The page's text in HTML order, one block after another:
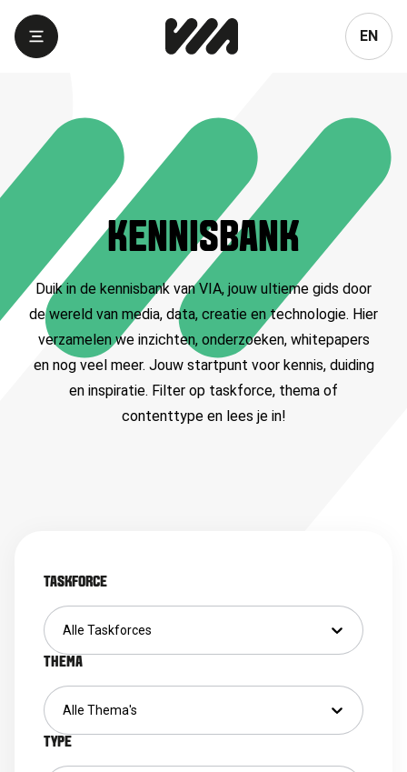
EN
KENNISBANK
Duik in de kennisbank van VIA, jouw ultieme gids door
de wereld van media, data, creatie en technologie. Hier
verzamelen we inzichten, onderzoeken, whitepapers
en nog veel meer. Jouw startpunt voor kennis, duiding
en inspiratie. Filter op taskforce, thema of
contenttype en lees je in!
TASKFORCE
Alle Taskforces
THEMA
Alle Thema's
TYPE